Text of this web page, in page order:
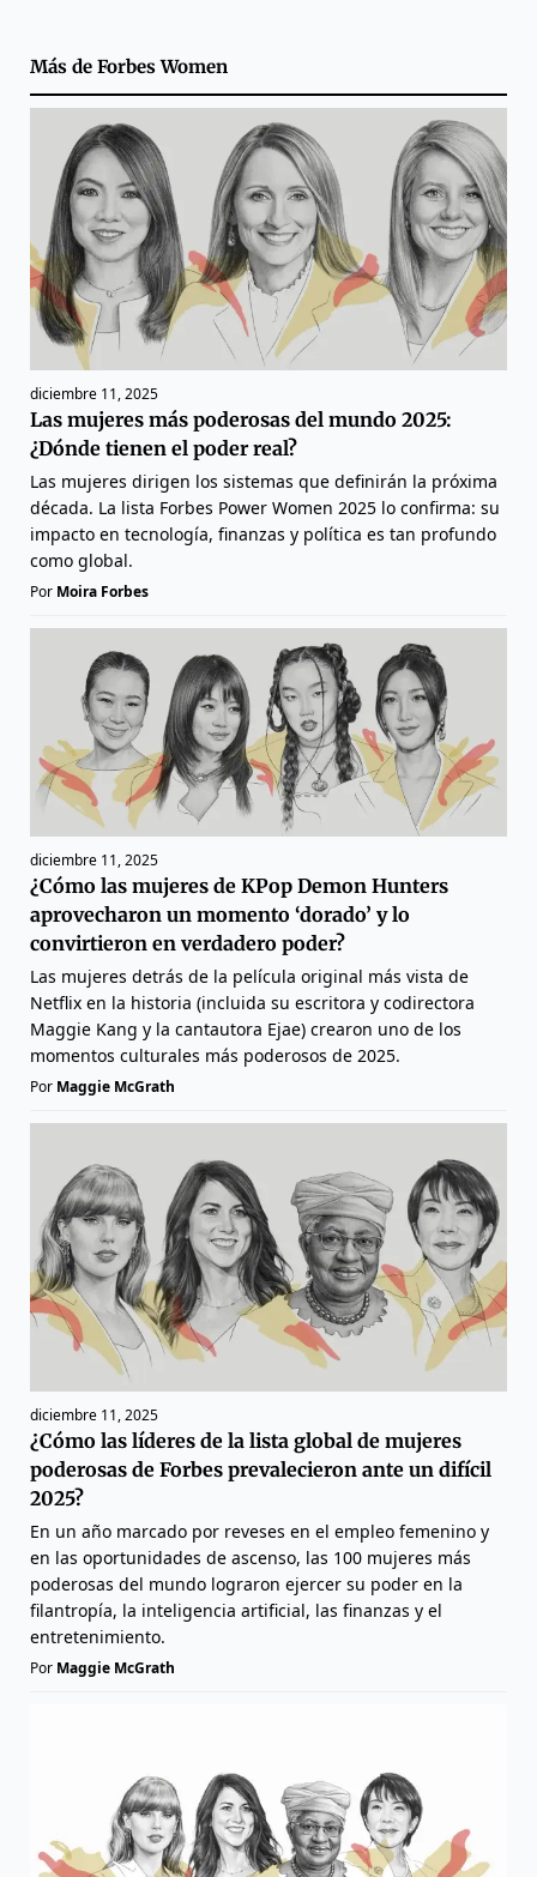
Más de Forbes Women
diciembre 11, 2025
Las mujeres más poderosas del mundo 2025:
¿Dónde tienen el poder real?
Las mujeres dirigen los sistemas que definirán la próxima
década. La lista Forbes Power Women 2025 lo confirma: su
impacto en tecnología, finanzas y política es tan profundo
como global.
Por Moira Forbes
diciembre 11, 2025
¿Cómo las mujeres de KPop Demon Hunters
aprovecharon un momento ‘dorado’ y lo
convirtieron en verdadero poder?
Las mujeres detrás de la película original más vista de
Netflix en la historia (incluida su escritora y codirectora
Maggie Kang y la cantautora Ejae) crearon uno de los
momentos culturales más poderosos de 2025.
Por Maggie McGrath
diciembre 11, 2025
¿Cómo las líderes de la lista global de mujeres
poderosas de Forbes prevalecieron ante un difícil
2025?
En un año marcado por reveses en el empleo femenino y
en las oportunidades de ascenso, las 100 mujeres más
poderosas del mundo lograron ejercer su poder en la
filantropía, la inteligencia artificial, las finanzas y el
entretenimiento.
Por Maggie McGrath